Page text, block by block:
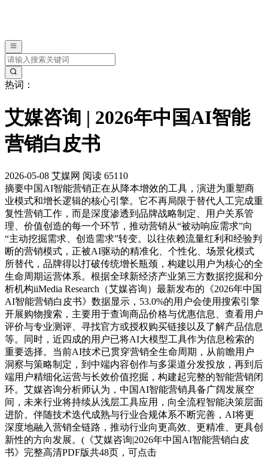
热词：
艾媒咨询 | 2026年中国AI智能
营销白皮书
2026-05-08 艾媒网 阅读 65110
摘要中国AI智能营销正在从降本增效的工具，演进为重塑商
业模式和增长逻辑的核心引擎。它不再局限于替代人工完成重
复性营销工作，而是深度渗透到品牌战略制定、用户关系管
理、价值创造的每一个环节，推动营销从“被动响应需求”向
“主动挖掘需求、创造需求”转变。以往依赖流量红利和经验判
断的营销模式，正被AI驱动的精准化、个性化、场景化模式
所替代，品牌得以打破传统增长瓶颈，构建以用户为核心的全
生命周期运营体系。根据全球新经济产业第三方数据挖掘和分
析机构iiMedia Research（艾媒咨询）最新发布的《2026年中国
AI智能营销白皮书》数据显示，53.0%的用户会使用搜索引擎
开展购物搜索，主要用于查询商品价格与优惠信息、查看用户
评价与专业测评、寻找官方或授权购买链接以及了解产品信息
等。同时，近四成的用户已将AI大模型工具作为信息检索的
重要选择。当前AI技术已贯穿营销全生命周期，从前瞻用户
洞察与策略制定，到中端内容创作与多渠道分发投放，再到后
端用户精细化运营与长效价值挖掘，构建起完整的智能营销闭
环。艾媒咨询分析师认为，中国AI智能营销具备广阔发展空
间，未来行业将持续从浅层工具应用，向全流程智能决策层面
进阶。伴随技术迭代成熟与行业合规体系不断完善，AI将更
深度地融入营销全链路，推动行业向更高效、更精准、更具创
新性的方向发展。(《艾媒咨询|2026年中国AI智能营销白皮
书》完整高清PDF版共48页，可点击